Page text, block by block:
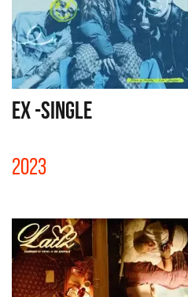
EX -SINGLE
2023